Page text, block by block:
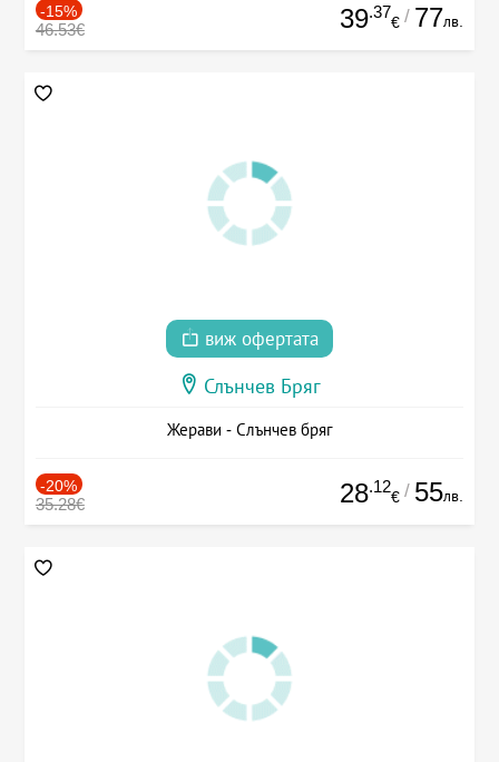
-15%
46.53€ 39.37
€ / 77лв.
виж офертата
Слънчев Бряг
Жерави - Слънчев бряг
-20%
35.28€ 28.12
€ / 55лв.